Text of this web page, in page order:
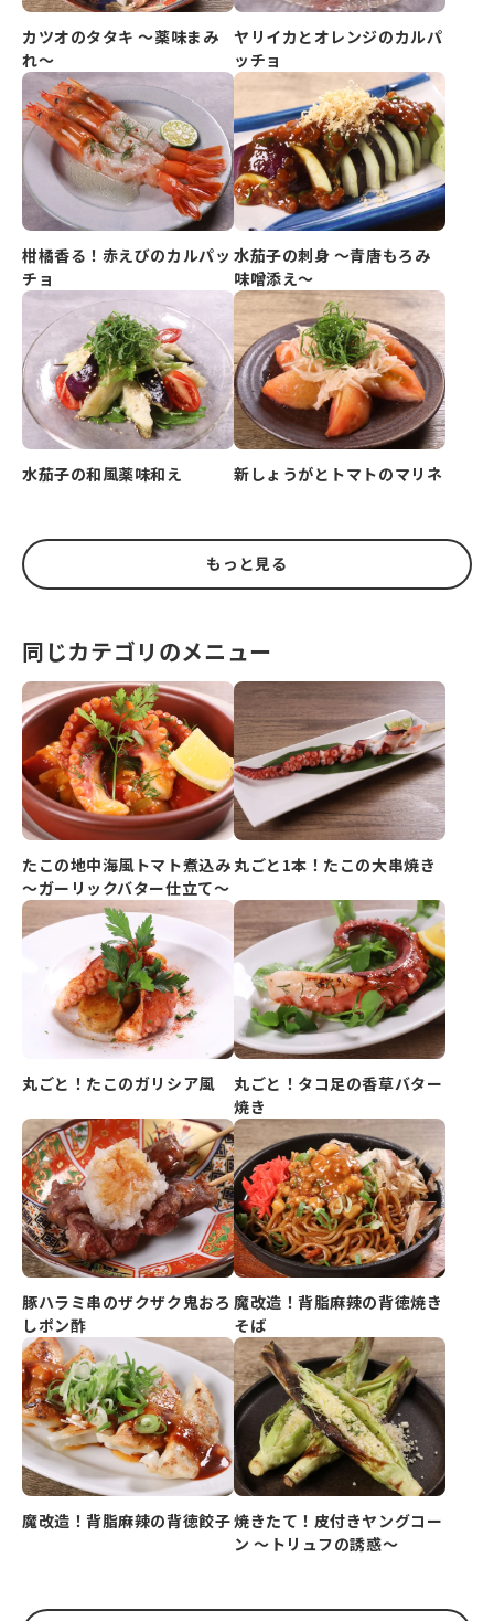
カツオのタタキ ～薬味まみ
れ～
ヤリイカとオレンジのカルパ
ッチョ
柑橘香る！赤えびのカルパッ
チョ
水茄子の刺身 ～青唐もろみ
味噌添え～
水茄子の和風薬味和え 新しょうがとトマトのマリネ
もっと見る
同じカテゴリのメニュー
たこの地中海風トマト煮込み
～ガーリックバター仕立て～
丸ごと1本！たこの大串焼き
丸ごと！たこのガリシア風
丸ごと！タコ足の香草バター
焼き
豚ハラミ串のザクザク鬼おろ
しポン酢
魔改造！背脂麻辣の背徳焼き
そば
魔改造！背脂麻辣の背徳餃子焼きたて！皮付きヤングコー
ン ～トリュフの誘惑～